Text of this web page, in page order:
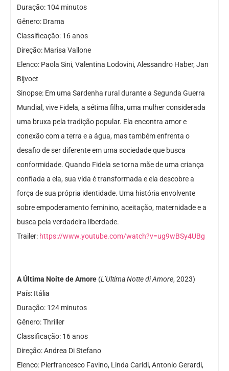
Duração: 104 minutos
Gênero: Drama
Classificação: 16 anos
Direção: Marisa Vallone
Elenco: Paola Sini, Valentina Lodovini, Alessandro Haber, Jan
Bijvoet
Sinopse: Em uma Sardenha rural durante a Segunda Guerra
Mundial, vive Fidela, a sétima filha, uma mulher considerada
uma bruxa pela tradição popular. Ela encontra amor e
conexão com a terra e a água, mas também enfrenta o
desafio de ser diferente em uma sociedade que busca
conformidade. Quando Fidela se torna mãe de uma criança
confiada a ela, sua vida é transformada e ela descobre a
força de sua própria identidade. Uma história envolvente
sobre empoderamento feminino, aceitação, maternidade e a
busca pela verdadeira liberdade.
Trailer: https://www.youtube.com/watch?v=ug9wBSy4UBg
A Última Noite de Amore (L’Ultima Notte di Amore, 2023)
País: Itália
Duração: 124 minutos
Gênero: Thriller
Classificação: 16 anos
Direção: Andrea Di Stefano
Elenco: Pierfrancesco Favino, Linda Caridi, Antonio Gerardi,